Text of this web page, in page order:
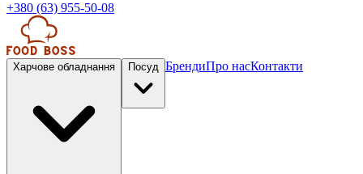
+380 (63) 955-50-08
Харчове обладнання Посуд БрендиПро насКонтакти